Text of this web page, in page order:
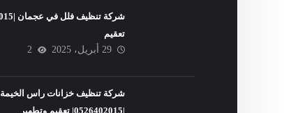
تعقيم
29 أبريل، 2025
2
شركة تنظيف خزانات راس الخيمة
|0526402015| تعقيم وتطهير